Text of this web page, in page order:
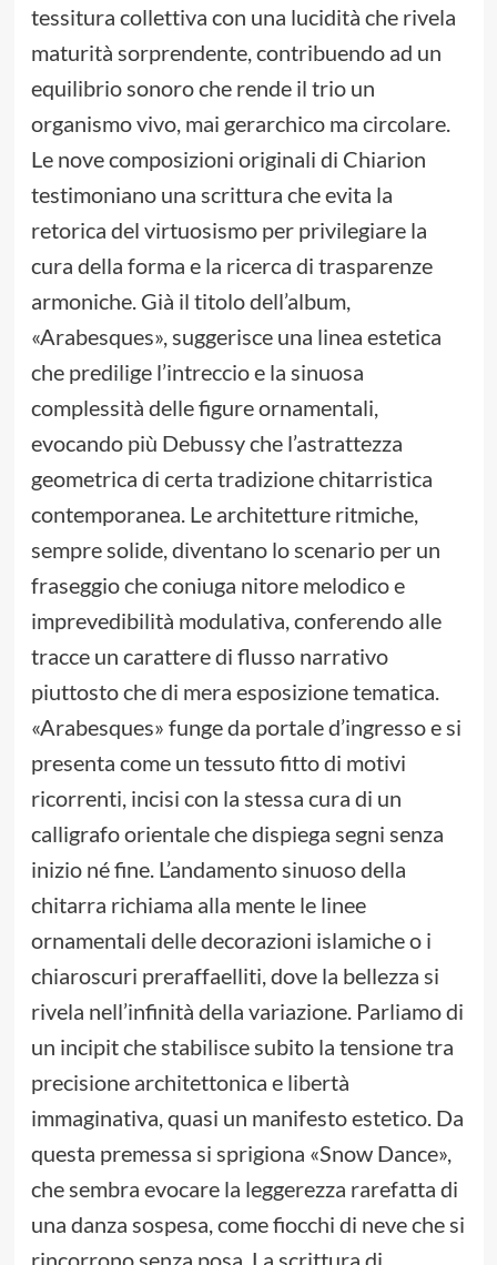
tessitura collettiva con una lucidità che rivela
maturità sorprendente, contribuendo ad un
equilibrio sonoro che rende il trio un
organismo vivo, mai gerarchico ma circolare.
Le nove composizioni originali di Chiarion
testimoniano una scrittura che evita la
retorica del virtuosismo per privilegiare la
cura della forma e la ricerca di trasparenze
armoniche. Già il titolo dell’album,
«Arabesques», suggerisce una linea estetica
che predilige l’intreccio e la sinuosa
complessità delle figure ornamentali,
evocando più Debussy che l’astrattezza
geometrica di certa tradizione chitarristica
contemporanea. Le architetture ritmiche,
sempre solide, diventano lo scenario per un
fraseggio che coniuga nitore melodico e
imprevedibilità modulativa, conferendo alle
tracce un carattere di flusso narrativo
piuttosto che di mera esposizione tematica.
«Arabesques» funge da portale d’ingresso e si
presenta come un tessuto fitto di motivi
ricorrenti, incisi con la stessa cura di un
calligrafo orientale che dispiega segni senza
inizio né fine. L’andamento sinuoso della
chitarra richiama alla mente le linee
ornamentali delle decorazioni islamiche o i
chiaroscuri preraffaelliti, dove la bellezza si
rivela nell’infinità della variazione. Parliamo di
un incipit che stabilisce subito la tensione tra
precisione architettonica e libertà
immaginativa, quasi un manifesto estetico. Da
questa premessa si sprigiona «Snow Dance»,
che sembra evocare la leggerezza rarefatta di
una danza sospesa, come fiocchi di neve che si